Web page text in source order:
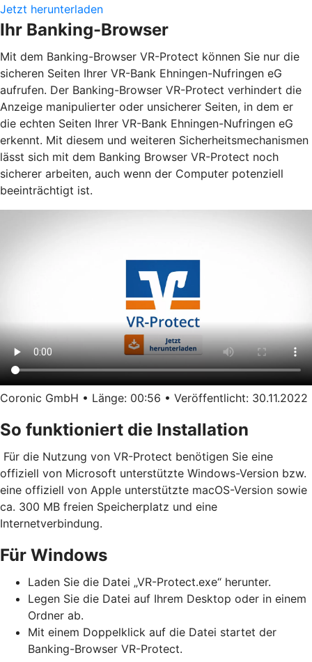
Jetzt herunterladen
Ihr Banking-Browser
Mit dem Banking-Browser VR-Protect können Sie nur die
sicheren Seiten Ihrer VR-Bank Ehningen-Nufringen eG
aufrufen. Der Banking-Browser VR-Protect verhindert die
Anzeige manipulierter oder unsicherer Seiten, in dem er
die echten Seiten Ihrer VR-Bank Ehningen-Nufringen eG
erkennt. Mit diesem und weiteren Sicherheitsmechanismen
lässt sich mit dem Banking Browser VR-Protect noch
sicherer arbeiten, auch wenn der Computer potenziell
beeinträchtigt ist.
Coronic GmbH • Länge: 00:56 • Veröffentlicht: 30.11.2022
So funktioniert die Installation
Für die Nutzung von VR-Protect benötigen Sie eine
offiziell von Microsoft unterstützte Windows-Version bzw.
eine offiziell von Apple unterstützte macOS-Version sowie
ca. 300 MB freien Speicherplatz und eine
Internetverbindung.
Für Windows
Laden Sie die Datei „VR-Protect.exe“ herunter.
Legen Sie die Datei auf Ihrem Desktop oder in einem
Ordner ab.
Mit einem Doppelklick auf die Datei startet der
Banking-Browser VR-Protect.